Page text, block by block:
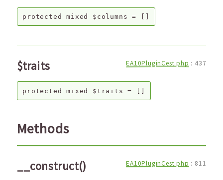
protected mixed $columns =
$traits EA10PluginCest.php : 437
protected mixed $traits = []
Methods
__construct() EA10PluginCest.php : 811